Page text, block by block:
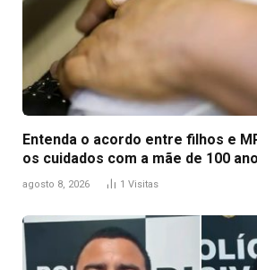
Entenda o acordo entre filhos e
os cuidados com a mãe de 100
agosto 8, 2026 1 Visitas